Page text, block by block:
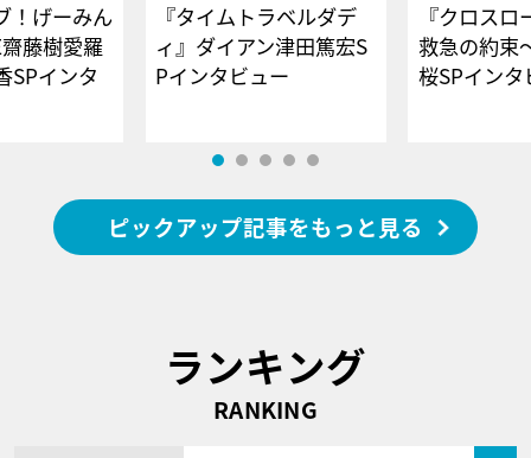
！げーみん
藤樹愛羅
SPインタ
『タイムトラベルダデ
ィ』ダイアン津田篤宏S
Pインタビュー
『クロス
救急の約束
桜SPイ
ピックアップ記事をもっと見る
ランキング
RANKING